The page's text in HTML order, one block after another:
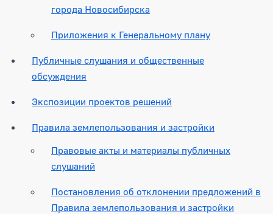
города Новосибирска
Приложения к Генеральному плану
Публичные слушания и общественные
обсуждения
Экспозиции проектов решений
Правила землепользования и застройки
Правовые акты и материалы публичных
слушаний
Постановления об отклонении предложений в
Правила землепользования и застройки